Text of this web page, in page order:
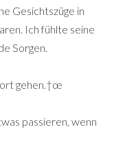
Gesichtszüge in
Ich fühlte seine
Sorgen.
gehen.†œ
passieren, wenn